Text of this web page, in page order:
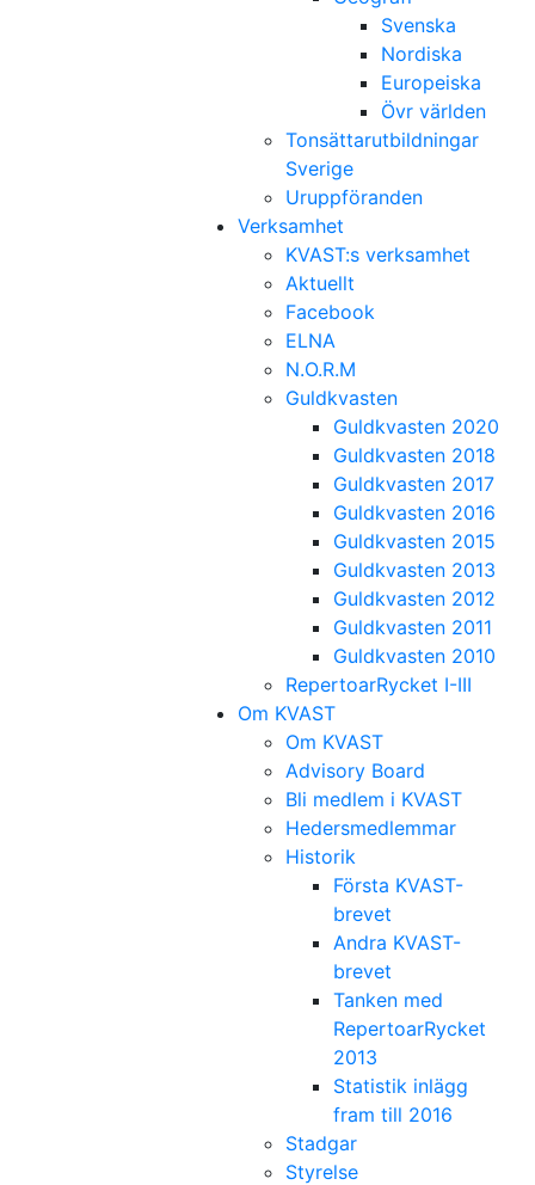
Svenska
Nordiska
Europeiska
Övr världen
Tonsättarutbildningar
Sverige
Uruppföranden
Verksamhet
KVAST:s verksamhet
Aktuellt
Facebook
ELNA
N.O.R.M
Guldkvasten
Guldkvasten 2020
Guldkvasten 2018
Guldkvasten 2017
Guldkvasten 2016
Guldkvasten 2015
Guldkvasten 2013
Guldkvasten 2012
Guldkvasten 2011
Guldkvasten 2010
RepertoarRycket I-III
Om KVAST
Om KVAST
Advisory Board
Bli medlem i KVAST
Hedersmedlemmar
Historik
Första KVAST-
brevet
Andra KVAST-
brevet
Tanken med
RepertoarRycket
2013
Statistik inlägg
fram till 2016
Stadgar
Styrelse